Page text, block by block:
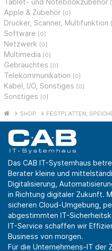
Apple & Zubehör [0]
Drucker, Scanner, Multifunktion
Software [0]
Netzwerk [0]
Multimedia [0]
Gebrauchtes [0]
Telekommunikation [0]
Kabel, I/O, Sonstiges [0]
Sonstiges [0]
SHOP FESTPLATTEN,
Das CAB IT-Systemhaus
Berater kleine und
Digitalisierung,
in Richtung digitaler Zukunft.
sicheren Cloud-Umgebung,
abgestimmten IT-
IT-Service schaffen wir
Business von morgen.
Für die Unternehmens-IT der